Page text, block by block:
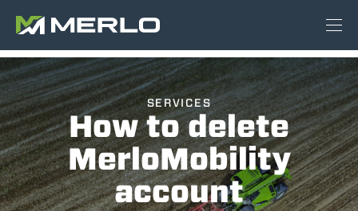
SERVICES
How to delete
MerloMobility
account